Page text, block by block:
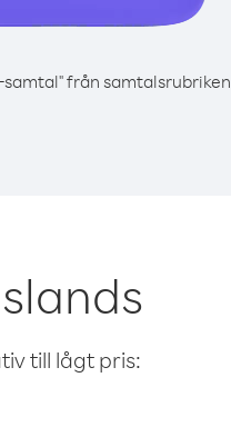
samtal" från samtalsrubriken
till lågt pris: